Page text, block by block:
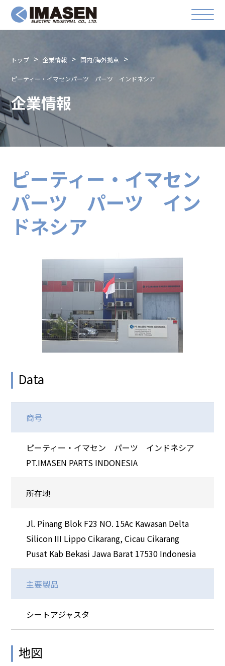
トップ 企業情報 国内/海外拠点
ピーティー・イマセンパーツ パーツ インドネシア
企業情報
ピーティー・イマセン
パーツ パーツ イン
ドネシア
Data
商号
ピーティー・イマセン パーツ インドネシア
PT.IMASEN PARTS INDONESIA
所在地
Jl. Pinang Blok F23 NO. 15Ac Kawasan Delta
Silicon III Lippo Cikarang, Cicau Cikarang
Pusat Kab Bekasi Jawa Barat 17530 Indonesia
主要製品
シートアジャスタ
地図